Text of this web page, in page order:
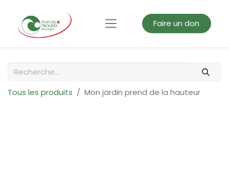
Faire un don
Tous les produits Mon jardin prend de la hauteur